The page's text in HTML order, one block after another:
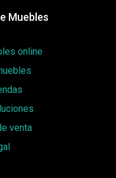
Muebles
online
venta